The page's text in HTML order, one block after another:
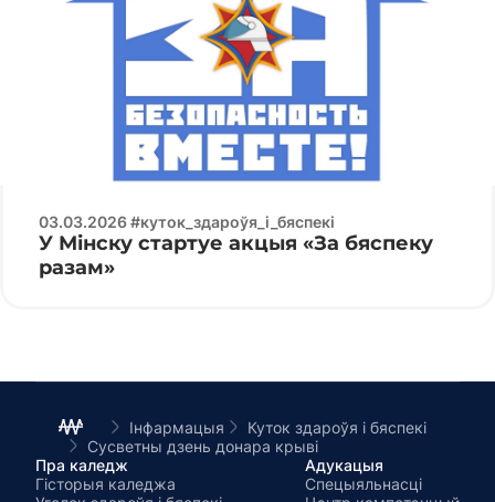
03.03.2026 #куток_здароўя_і_бяспекі
У Мінску стартуе акцыя «За бяспеку
разам»
Інфармацыя
Куток здароўя і бяспекі
Сусветны дзень донара крыві
Пра каледж
Гісторыя каледжа
Адукацыя
Спецыяльнасці